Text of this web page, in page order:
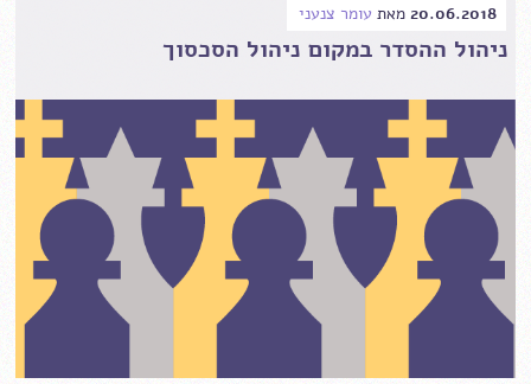
20.06.2018 מאת עומר צנעני
ניהול ההסדר במקום ניהול הסכסוך